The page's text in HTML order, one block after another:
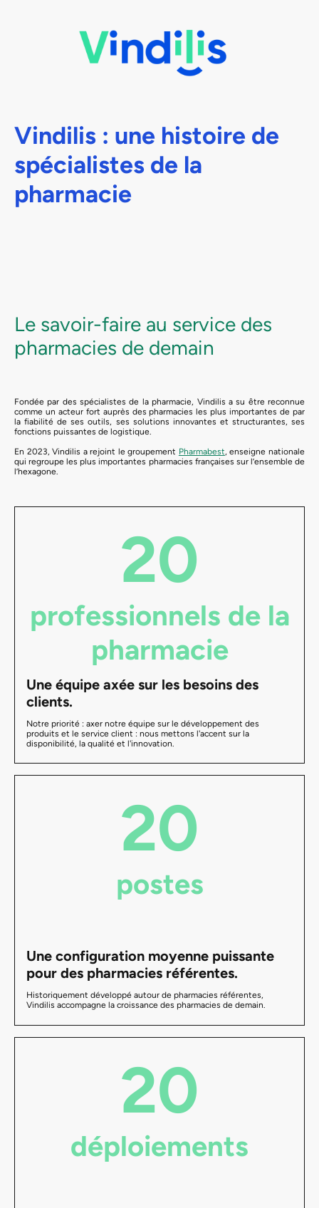
Vindilis : une histoire de
spécialistes de la
pharmacie
Le savoir-faire au service des
pharmacies de demain
Fondée par des spécialistes de la pharmacie, Vindilis a su être reconnue
comme un acteur fort auprès des pharmacies les plus importantes de par
la fiabilité de ses outils, ses solutions innovantes et structurantes, ses
fonctions puissantes de logistique.
En 2023, Vindilis a rejoint le groupement Pharmabest, enseigne nationale
qui regroupe les plus importantes pharmacies françaises sur l’ensemble de
l’hexagone.
20
professionnels de la
pharmacie
Une équipe axée sur les besoins des
clients.
Notre priorité : axer notre équipe sur le développement des
produits et le service client : nous mettons l'accent sur la
disponibilité, la qualité et l'innovation.
20
postes
Une configuration moyenne puissante
pour des pharmacies référentes.
Historiquement développé autour de pharmacies référentes,
Vindilis accompagne la croissance des pharmacies de demain.
20
déploiements